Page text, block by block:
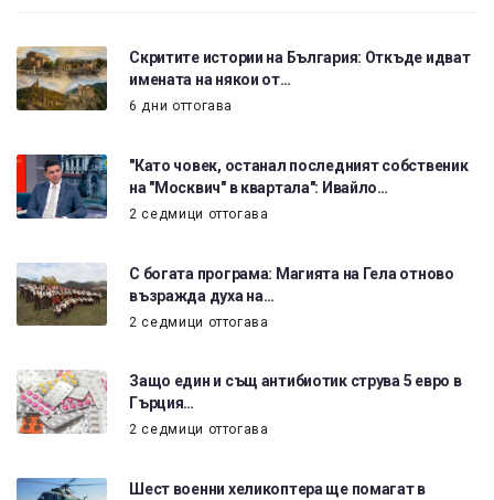
Скритите истории на България: Откъде идват
имената на някои от…
6 дни оттогава
"Като човек, останал последният собственик
на "Москвич" в квартала": Ивайло…
2 седмици оттогава
С богата програма: Магията на Гела отново
възражда духа на…
2 седмици оттогава
Защо един и същ антибиотик струва 5 евро в
Гърция…
2 седмици оттогава
Шест военни хеликоптера ще помагат в